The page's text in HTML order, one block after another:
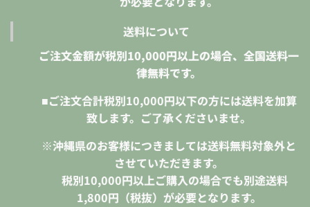
送料について
ご注文金額が税別10,000円以上の場合、全国送料一
律無料です。
■ご注文合計税別10,000円以下の方には送料を加算
致します。ご了承くださいませ。
※沖縄県のお客様につきましては送料無料対象外と
させていただきます。
税別10,000円以上ご購入の場合でも別途送料
1,800円（税抜）が必要となります。